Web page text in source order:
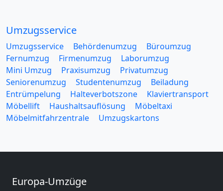
Umzugsservice
Umzugsservice Behördenumzug
Büroumzug
Fernumzug
Firmenumzug
Laborumzug
Mini Umzug
Praxisumzug
Privatumzug
Seniorenumzug
Studentenumzug
Beiladung
Entrümpelung
Halteverbotszone
Klaviertransport
Möbellift
Haushaltsauflösung
Möbeltaxi
Möbelmitfahrzentrale
Umzugskartons
Europa-Umzüge